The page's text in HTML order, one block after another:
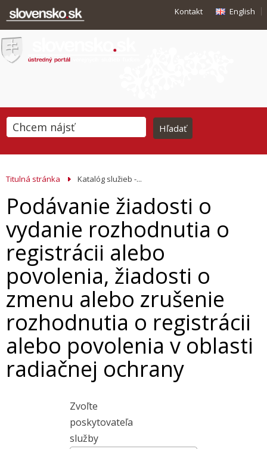
Kontakt English
Titulná stránka Katalóg služieb -...
Podávanie žiadosti o
vydanie rozhodnutia o
registrácii alebo
povolenia, žiadosti o
zmenu alebo zrušenie
rozhodnutia o registrácii
alebo povolenia v oblasti
radiačnej ochrany
Zvoľte
poskytovateľa
služby